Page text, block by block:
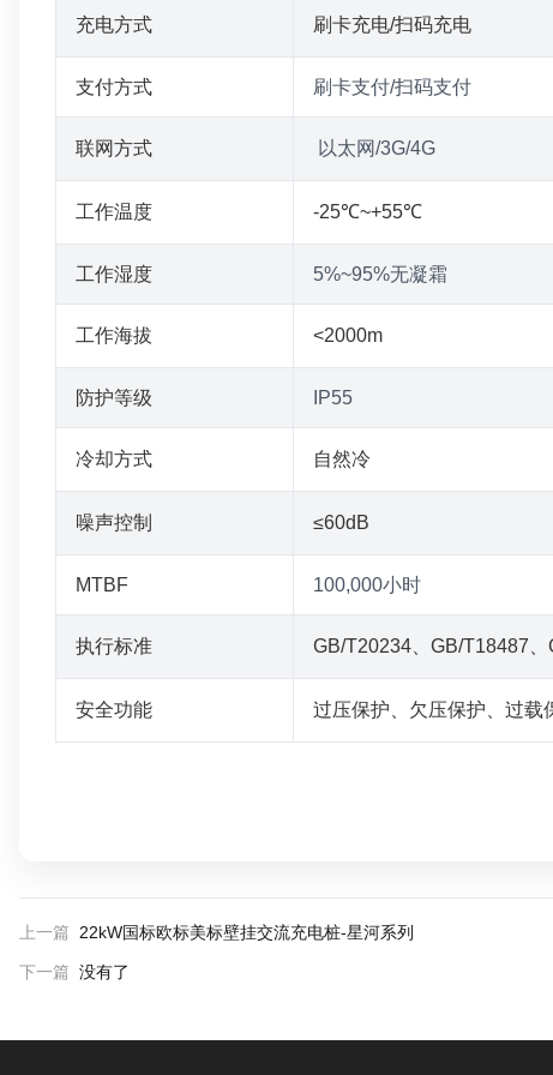
充电方式 刷卡充电/扫码充电
支付方式 刷卡支付/扫码支付
联网方式 以太网/3G/4G
工作温度 -25℃~+55℃
工作湿度 5%~95%无凝霜
工作海拔 <2000m
防护等级 IP55
冷却方式 自然冷
噪声控制 ≤60dB
MTBF 100,000小时
执行标准 GB/T20234、GB/T18487
安全功能 过压保护、欠压保护、过载
上一篇 22kW国标欧标美标壁挂交流充电桩-星河系列
下一篇 没有了